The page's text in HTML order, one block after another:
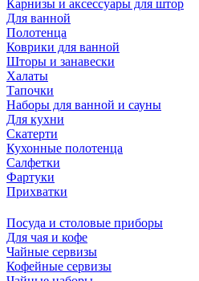
Карнизы и аксессуары для штор
Для ванной
Полотенца
Коврики для ванной
Шторы и занавески
Халаты
Тапочки
Наборы для ванной и сауны
Для кухни
Скатерти
Кухонные полотенца
Салфетки
Фартуки
Прихватки
Посуда и столовые приборы
Для чая и кофе
Чайные сервизы
Кофейные сервизы